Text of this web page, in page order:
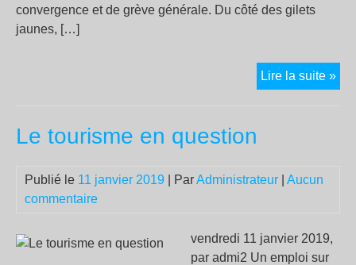
convergence et de grève générale. Du côté des gilets
jaunes, […]
Lire la suite »
Le tourisme en question
Publié le 11 janvier 2019 | ParAdministrateur
Aucun
commentaire
vendredi 11 janvier 2019,
par admi2 Un emploi sur